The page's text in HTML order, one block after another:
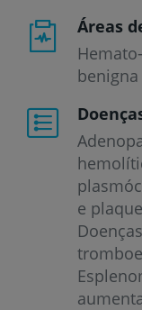
Áreas
benigna
e